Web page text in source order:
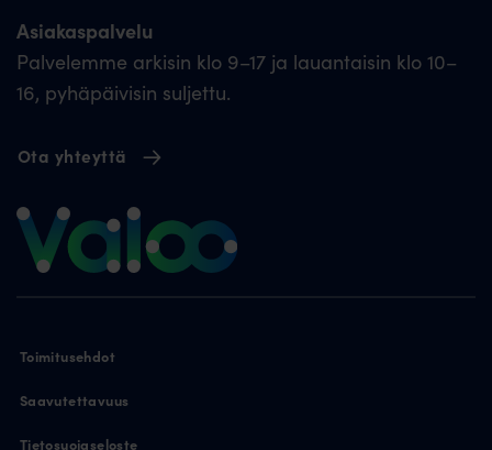
Asiakaspalvelu
Palvelemme arkisin klo 9–17 ja lauantaisin klo 10–
16, pyhäpäivisin suljettu.
Ota yhteyttä
Toimitusehdot
Saavutettavuus
Tietosuojaseloste